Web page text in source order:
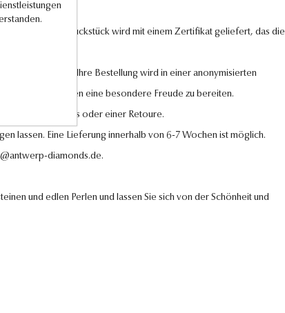
Jedes Schmuckstück wird mit einem Zertifikat geliefert, das die
Zufriedenheit. Ihre Bestellung wird in einer anonymisierten
um Ihren Liebsten eine besondere Freude zu bereiten.
eines Umtauschs oder einer Retoure.
lassen. Eine Lieferung innerhalb von 6-7 Wochen ist möglich.
diamonds.de.
und edlen Perlen und lassen Sie sich von der Schönheit und